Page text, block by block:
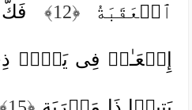
ٱلۡعَقَبَةُ ﴿12﴾
إِطۡعَـٰمࣱ فِی یَوۡمࣲ